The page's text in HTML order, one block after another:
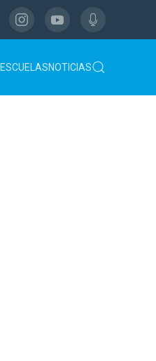
ESCUELASNOTICIAS